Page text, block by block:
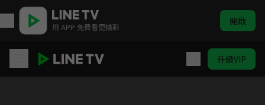
用 APP 免費看更精彩 開啟
升級VIP